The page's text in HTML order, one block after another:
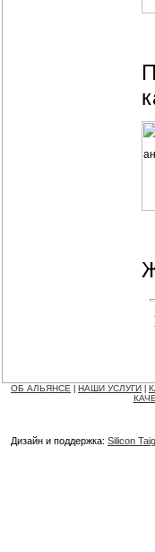
ОБ АЛЬЯНСЕ НАШИ УСЛУГИ
Дизайн и поддержка: Silicon